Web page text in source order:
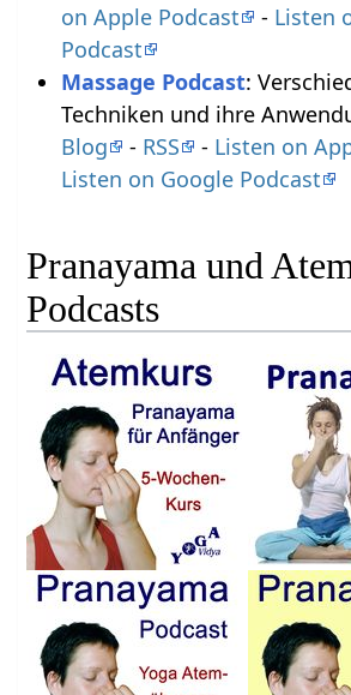
on Apple Podcast
- Listen
Podcast
Massage Podcast:
Techniken und ihre
Blog
- RSS - Listen on
Listen on Google Podcast
Pranayama und
Podcasts